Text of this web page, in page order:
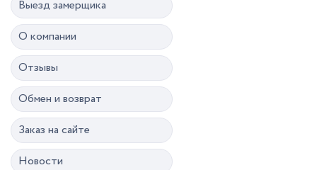
Выезд замерщика
О компании
Отзывы
Обмен и возврат
Заказ на сайте
Новости